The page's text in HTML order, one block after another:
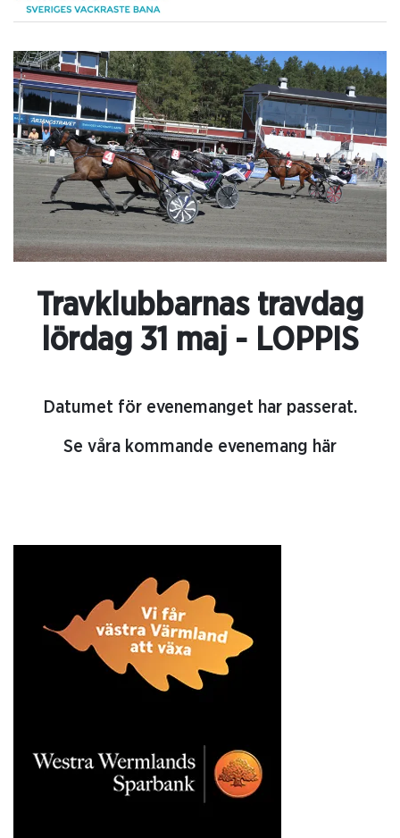
Travklubbarnas travdag
lördag 31 maj - LOPPIS
Datumet för evenemanget har passerat.
Se våra kommande evenemang här